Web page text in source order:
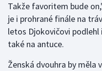
Parasport
Plavání
Takže favoritem bude
je i prohrané finále na
letos Djokovičovi
také na antuce.
Ženská dvouhra by měla